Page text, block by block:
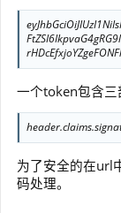
一个token包含三
为了安全的在url
码处理。